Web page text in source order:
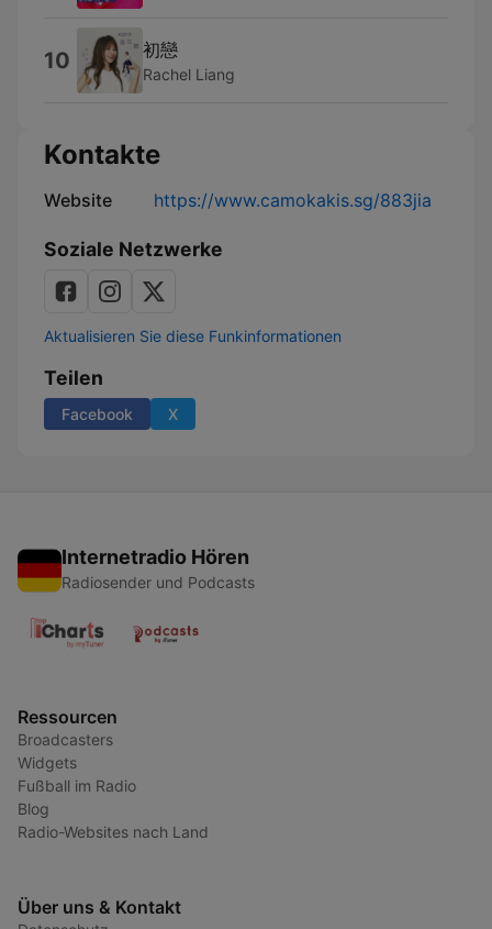
10 初戀
Rachel Liang
Kontakte
Website https://www.camokakis.sg/883jia
Soziale Netzwerke
Aktualisieren Sie diese Funkinformationen
Teilen
Facebook X
Internetradio Hören
Radiosender und Podcasts
Ressourcen
Broadcasters
Widgets
Fußball im Radio
Blog
Radio-Websites nach Land
Über uns & Kontakt